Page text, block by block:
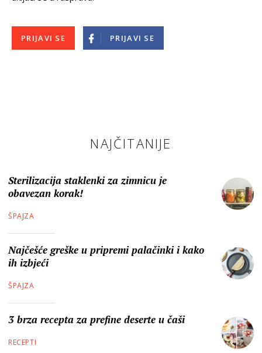
PRIJAVI SE PRIJAVI SE
NAJČITANIJE
Sterilizacija staklenki za zimnicu je
obavezan korak!
ŠPAJZA
Najčešće greške u pripremi palačinki i kako
ih izbjeći
ŠPAJZA
3 brza recepta za prefine deserte u čaši
RECEPTI